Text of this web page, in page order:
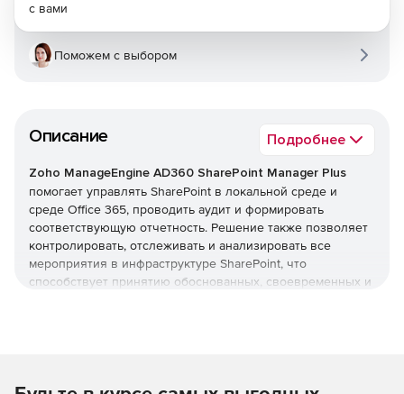
Описание Подробнее
Zoho ManageEngine AD360 SharePoint Manager Plus
помогает управлять SharePoint в локальной среде и
среде Office 365, проводить аудит и формировать
соответствующую отчетность. Решение также позволяет
контролировать, отслеживать и анализировать все
мероприятия в инфраструктуре SharePoint, что
способствует принятию обоснованных, своевременных и
изменений, внесенных в библиотеки документов,
с вами
Поможем с выбором